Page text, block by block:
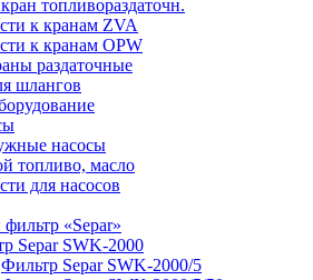
топливораздаточн.
к кранам ZVA
к кранам OPW
раздаточные
шлангов
насосы
топливо, масло
для насосов
«Separ»
Separ SWK-2000
Фильтр Separ SWK-2000/5